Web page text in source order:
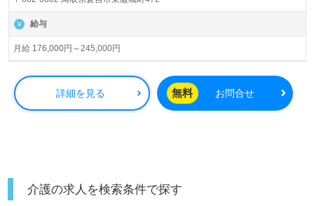
給与
月給 176,000円～245,000円
詳細を見る 無料 お問合せ
介護の求人を検索条件で探す